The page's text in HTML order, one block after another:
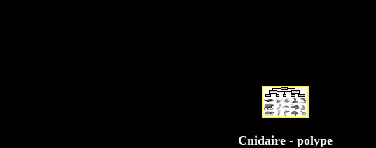
Cnidaire - polype